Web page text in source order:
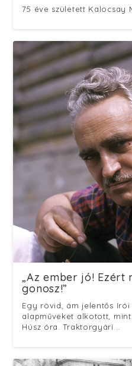
75 éve született Kalocsay
„Az ember jó! Ezért
gonosz!”
Egy rövid, ám jelentős
alapműveket alkotott,
Húsz óra. Traktorgyári...